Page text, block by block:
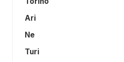
Ari
Ne
Turi